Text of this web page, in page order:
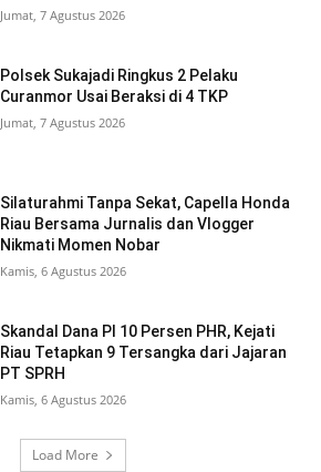
Jumat, 7 Agustus 2026
Polsek Sukajadi Ringkus 2 Pelaku
Curanmor Usai Beraksi di 4 TKP
Jumat, 7 Agustus 2026
Silaturahmi Tanpa Sekat, Capella Honda
Riau Bersama Jurnalis dan Vlogger
Nikmati Momen Nobar
Kamis, 6 Agustus 2026
Skandal Dana PI 10 Persen PHR, Kejati
Riau Tetapkan 9 Tersangka dari Jajaran
PT SPRH
Kamis, 6 Agustus 2026
Load More